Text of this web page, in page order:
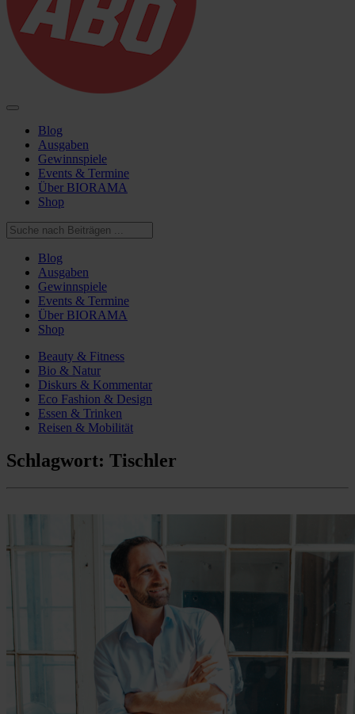
Blog
Ausgaben
Gewinnspiele
Events & Termine
Über BIORAMA
Shop
Blog
Ausgaben
Gewinnspiele
Events & Termine
Über BIORAMA
Shop
Beauty & Fitness
Bio & Natur
Diskurs & Kommentar
Eco Fashion & Design
Essen & Trinken
Reisen & Mobilität
Schlagwort: Tischler